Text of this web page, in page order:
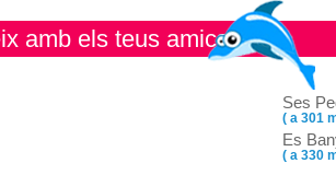
amb els teus amics
Ses
( a 301
Es
( a 330